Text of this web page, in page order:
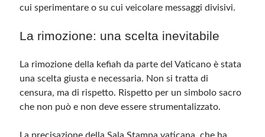
cui sperimentare o su cui veicolare messaggi divisivi.
La rimozione: una scelta inevitabile
La rimozione della kefiah da parte del Vaticano è stata
una scelta giusta e necessaria. Non si tratta di
censura, ma di rispetto. Rispetto per un simbolo sacro
che non può e non deve essere strumentalizzato.